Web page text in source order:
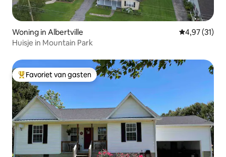
Woning in Albertville Gemiddelde
4,97 (31)
Huisje in Mountain Park
Topfavoriet van gasten
Favoriet van gasten